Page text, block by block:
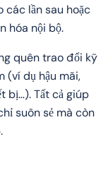
các lần sau hoặc
hóa nội bộ.
quên trao đổi kỹ
(ví dụ hậu mãi,
bị…). Tất cả giúp
suôn sẻ mà còn